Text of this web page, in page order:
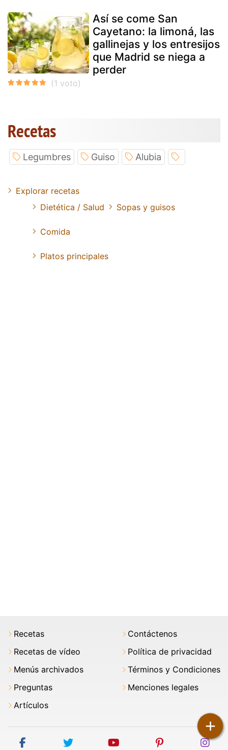
+
Así se come San
Cayetano: la limoná, las
gallinejas y los entresijos
que Madrid se niega a
perder
Recetas
Legumbres Guiso Alubia
Explorar recetas
Dietética / Salud
Sopas y guisos
Comida
Platos principales
Recetas
Recetas de vídeo
Menús archivados
Preguntas
Artículos
Contáctenos
Política de privacidad
Términos y Condiciones
Menciones legales
facebook twitter youtube pinterest